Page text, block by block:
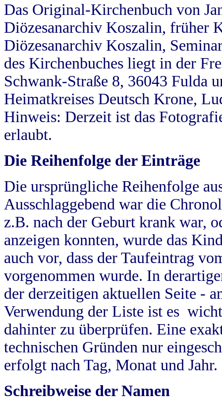
Das Original-Kirchenbuch von
Diözesanarchiv Koszalin, früher
Diözesanarchiv Koszalin,
des Kirchenbuches liegt in der
Schwank-Straße 8, 36043 Fulda
Heimatkreises Deutsch Krone,
Hinweis: Derzeit ist das
erlaubt.
Die Reihenfolge der Einträge
Die ursprüngliche Reihenfolge
Ausschlaggebend war die
z.B. nach der Geburt krank war,
anzeigen konnten, wurde das
auch vor, dass der Taufeintrag
vorgenommen wurde. In
der derzeitigen aktuellen Seite -
Verwendung der Liste ist es
dahinter zu überprüfen. Eine
technischen Gründen nur
erfolgt nach Tag, Monat und Jahr.
Schreibweise der Namen